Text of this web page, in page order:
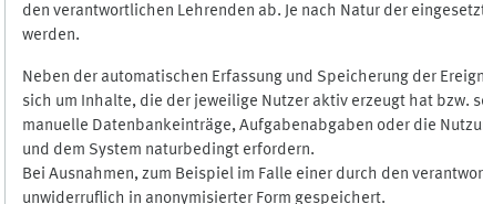
den verantwortlichen Lehrenden ab. Je nach Natur der
werden.
Neben der automatischen Erfassung und Speicherung der
sich um Inhalte, die der jeweilige Nutzer aktiv erzeugt hat bzw.
manuelle Datenbankeinträge, Aufgabenabgaben oder die
und dem System naturbedingt erfordern.
Bei Ausnahmen, zum Beispiel im Falle einer durch den
unwiderruflich in anonymisierter Form gespeichert.